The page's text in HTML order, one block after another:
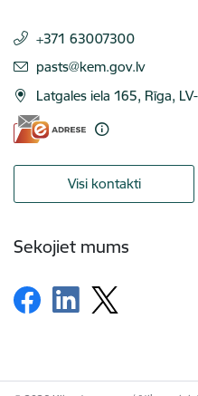
+371 63007300
E-pasts:
pasts@kem.gov.lv
Latgales iela 165, Rīga,
Visi kontakti
Sekojiet mums